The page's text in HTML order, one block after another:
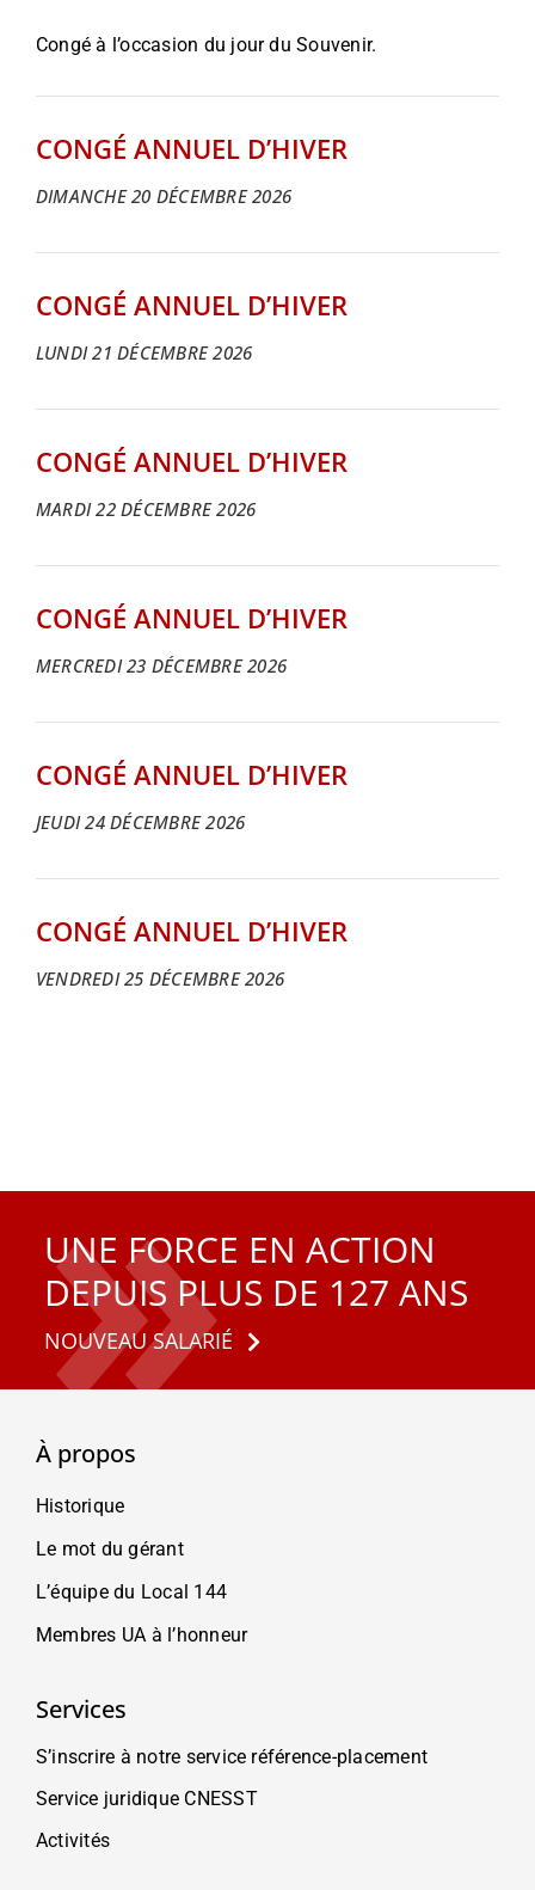
Congé à l’occasion du jour du Souvenir.
CONGÉ ANNUEL D’HIVER
DIMANCHE 20 DÉCEMBRE 2026
CONGÉ ANNUEL D’HIVER
LUNDI 21 DÉCEMBRE 2026
CONGÉ ANNUEL D’HIVER
MARDI 22 DÉCEMBRE 2026
CONGÉ ANNUEL D’HIVER
MERCREDI 23 DÉCEMBRE 2026
CONGÉ ANNUEL D’HIVER
JEUDI 24 DÉCEMBRE 2026
CONGÉ ANNUEL D’HIVER
VENDREDI 25 DÉCEMBRE 2026
UNE FORCE EN ACTION
DEPUIS PLUS DE 127 ANS
NOUVEAU SALARIÉ
À propos
Historique
Le mot du gérant
L’équipe du Local 144
Membres UA à l’honneur
Services
S’inscrire à notre service référence-placement
Service juridique CNESST
Activités